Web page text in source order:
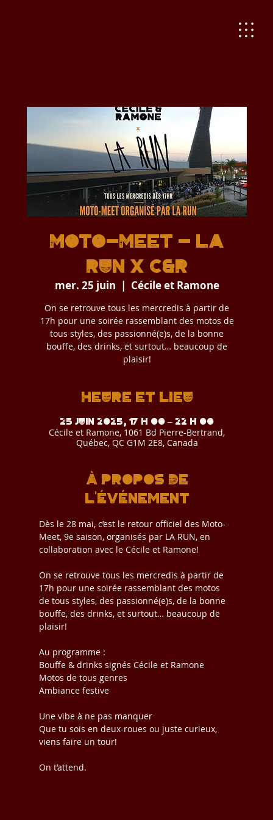
MOTO-MEET - LA
RUN x C&R
mer. 25 juin
  |
Cécile et Ramone
On se retrouve tous les mercredis à partir de
17h pour une soirée rassemblant des motos de
tous styles, des passionné(e)s, de la bonne
bouffe, des drinks, et surtout… beaucoup de
plaisir!
Heure et lieu
25 juin 2025, 17 h 00 – 22 h 00
Cécile et Ramone, 1061 Bd Pierre-Bertrand,
Québec, QC G1M 2E8, Canada
À propos de
l'événement
Dès le 28 mai, c’est le retour officiel des Moto-
Meet, 9e saison, organisés par LA RUN, en
collaboration avec le Cécile et Ramone!
On se retrouve tous les mercredis à partir de
17h pour une soirée rassemblant des motos
de tous styles, des passionné(e)s, de la bonne
bouffe, des drinks, et surtout… beaucoup de
plaisir!
Au programme :
Bouffe & drinks signés Cécile et Ramone
Motos de tous genres
Ambiance festive
Une vibe à ne pas manquer
Que tu sois en deux-roues ou juste curieux,
viens faire un tour!
On t’attend.